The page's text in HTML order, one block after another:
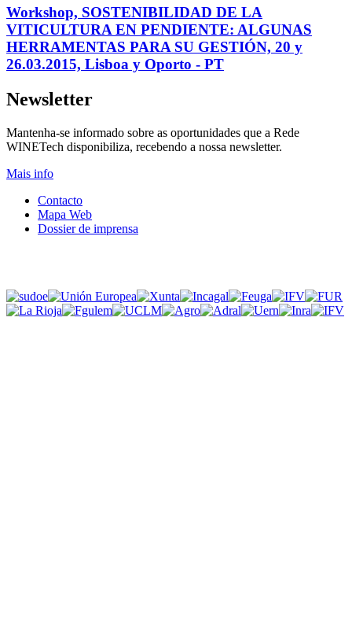
A dinamização
de forma coordenada
concentram-se em
Workshop, SOSTENIBILIDAD DE LA
VITICULTURA EN PENDIENTE: ALGUNAS
HERRAMENTAS PARA SU GESTIÓN, 20 y
26.03.2015, Lisboa y Oporto - PT
Newsletter
Mantenha-se informado sobre as oportunidades que a Rede
WINETech disponibiliza, recebendo a nossa newsletter.
Mais info
Contacto
Mapa Web
Dossier de imprensa